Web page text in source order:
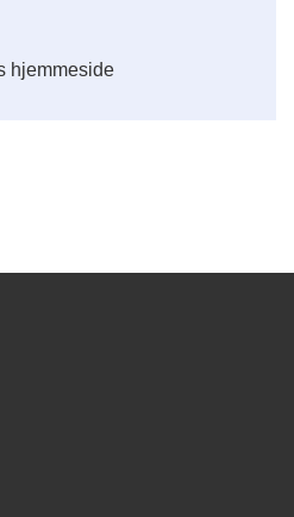
hjemmeside